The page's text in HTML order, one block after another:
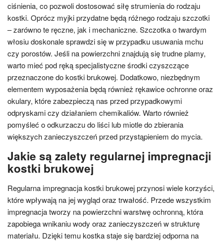
ciśnienia, co pozwoli dostosować siłę strumienia do rodzaju
kostki. Oprócz myjki przydatne będą różnego rodzaju szczotki
– zarówno te ręczne, jak i mechaniczne. Szczotka o twardym
włosiu doskonale sprawdzi się w przypadku usuwania mchu
czy porostów. Jeśli na powierzchni znajdują się trudne plamy,
warto mieć pod ręką specjalistyczne środki czyszczące
przeznaczone do kostki brukowej. Dodatkowo, niezbędnym
elementem wyposażenia będą również rękawice ochronne oraz
okulary, które zabezpieczą nas przed przypadkowymi
odpryskami czy działaniem chemikaliów. Warto również
pomyśleć o odkurzaczu do liści lub miotle do zbierania
większych zanieczyszczeń przed przystąpieniem do mycia.
Jakie są zalety regularnej impregnacji
kostki brukowej
Regularna impregnacja kostki brukowej przynosi wiele korzyści,
które wpływają na jej wygląd oraz trwałość. Przede wszystkim
impregnacja tworzy na powierzchni warstwę ochronną, która
zapobiega wnikaniu wody oraz zanieczyszczeń w strukturę
materiału. Dzięki temu kostka staje się bardziej odporna na